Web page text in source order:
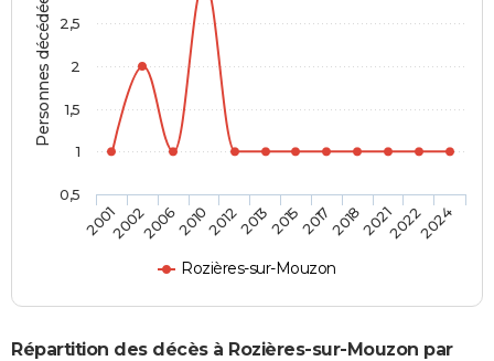
Personnes décédées
Rozières-sur-Mouzon
200120022006201020122013201520172018202120222024
0,5
1
1,5
2
2,5
Répartition des décès à Rozières-sur-Mouzon par